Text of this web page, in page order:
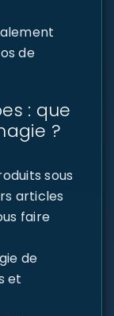
de
: que
?
sous
articles
faire
de
et